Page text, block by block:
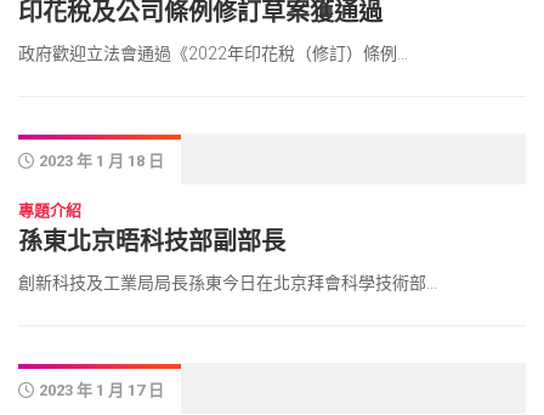
印花稅及公司條例修訂草案獲通過
政府歡迎立法會通過《2022年印花稅（修訂）條例...
2023 年 1 月 18 日
專題介紹
孫東北京晤科技部副部長
創新科技及工業局局長孫東今日在北京拜會科學技術部...
2023 年 1 月 17 日